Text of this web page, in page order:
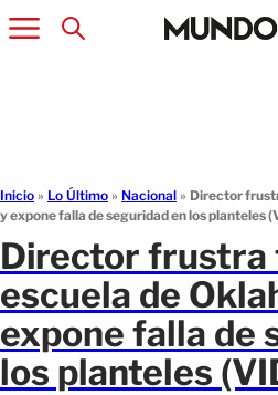
Inicio » Lo Último » Nacional » Director
y expone falla de seguridad en los planteles
Director frustra
escuela de
expone falla de
los planteles